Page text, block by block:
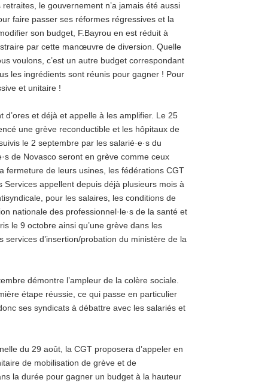
le gouvernement n’a jamais été aussi
faire passer ses réformes régressives et la
son budget, F.Bayrou en est réduit à
par cette manœuvre de diversion. Quelle
voulons, c’est un autre budget correspondant
les ingrédients sont réunis pour gagner ! Pour
et unitaire !
et déjà et appelle à les amplifier. Le 25
une grève reconductible et les hôpitaux de
le 2 septembre par les salarié·e·s du
de Novasco seront en grève comme ceux
fermeture de leurs usines, les fédérations CGT
appellent depuis déjà plusieurs mois à
pour les salaires, les conditions de
nationale des professionnel·le·s de la santé et
le 9 octobre ainsi qu’une grève dans les
d’insertion/probation du ministère de la
démontre l’ampleur de la colère sociale.
étape réussie, ce qui passe en particulier
ses syndicats à débattre avec les salariés et
du 29 août, la CGT proposera d’appeler en
de mobilisation de grève et de
la durée pour gagner un budget à la hauteur